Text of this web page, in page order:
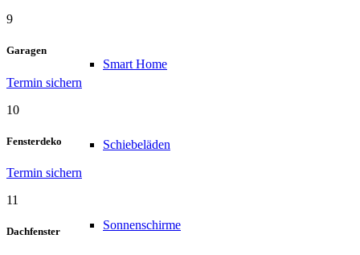
Smart Home
Schiebeläden
Sonnenschirme
9
Garagen
Termin sichern
10
Fensterdeko
Termin sichern
11
Dachfenster